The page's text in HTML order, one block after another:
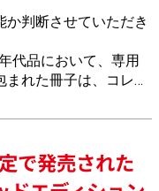
判断させていただき
代品において、専用
れた冊子は、コレク
ンディションは大幅な
査します。
で発売された